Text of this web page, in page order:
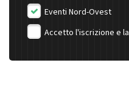
Eventi Nord-Ovest
Accetto l'iscrizione e la